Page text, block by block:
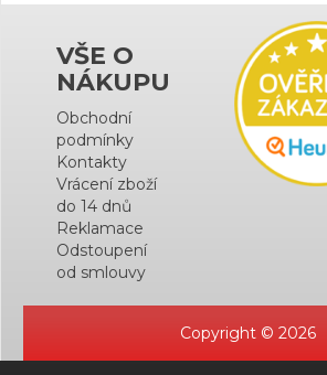
VŠE O
NÁKUPU
Obchodní
podmínky
Kontakty
Vrácení zboží
do 14 dnů
Reklamace
Odstoupení
od smlouvy
Copyright © 2026